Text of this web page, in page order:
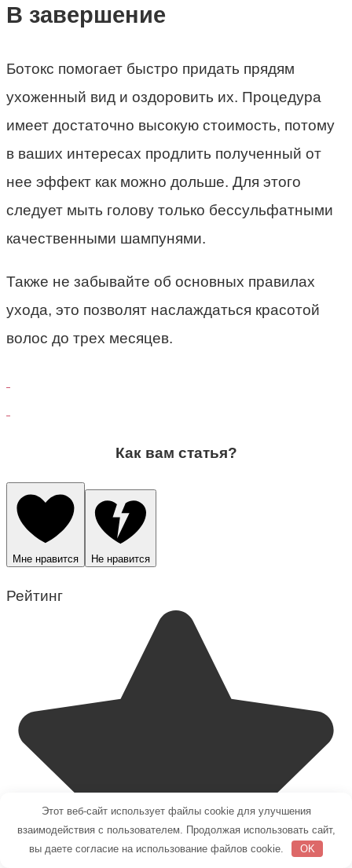
В завершение
Ботокс помогает быстро придать прядям
ухоженный вид и оздоровить их. Процедура
имеет достаточно высокую стоимость, потому
в ваших интересах продлить полученный от
нее эффект как можно дольше. Для этого
следует мыть голову только бессульфатными
качественными шампунями.
Также не забывайте об основных правилах
ухода, это позволят наслаждаться красотой
волос до трех месяцев.
Как вам статья?
Мне нравится Не нравится
Рейтинг
Этот веб-сайт использует файлы cookie для улучшения
взаимодействия с пользователем. Продолжая использовать сайт,
вы даете согласие на использование файлов cookie.
OK